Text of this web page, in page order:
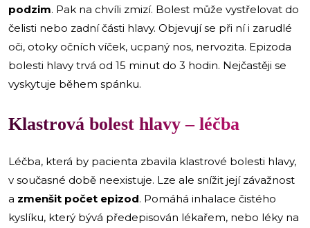
podzim. Pak na chvíli zmizí. Bolest může vystřelovat do
čelisti nebo zadní části hlavy. Objevují se při ní i zarudlé
oči, otoky očních víček, ucpaný nos, nervozita. Epizoda
bolesti hlavy trvá od 15 minut do 3 hodin. Nejčastěji se
vyskytuje během spánku.
Klastrová bolest hlavy – léčba
Léčba, která by pacienta zbavila klastrové bolesti hlavy,
v současné době neexistuje. Lze ale snížit její závažnost
a zmenšit počet epizod. Pomáhá inhalace čistého
kyslíku, který bývá předepisován lékařem, nebo léky na